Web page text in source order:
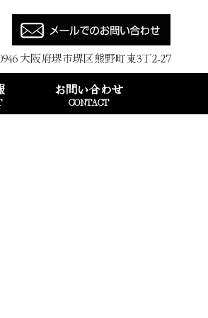
大阪府堺市堺区熊野町東3丁2-27
お問い合わせ
CONTACT